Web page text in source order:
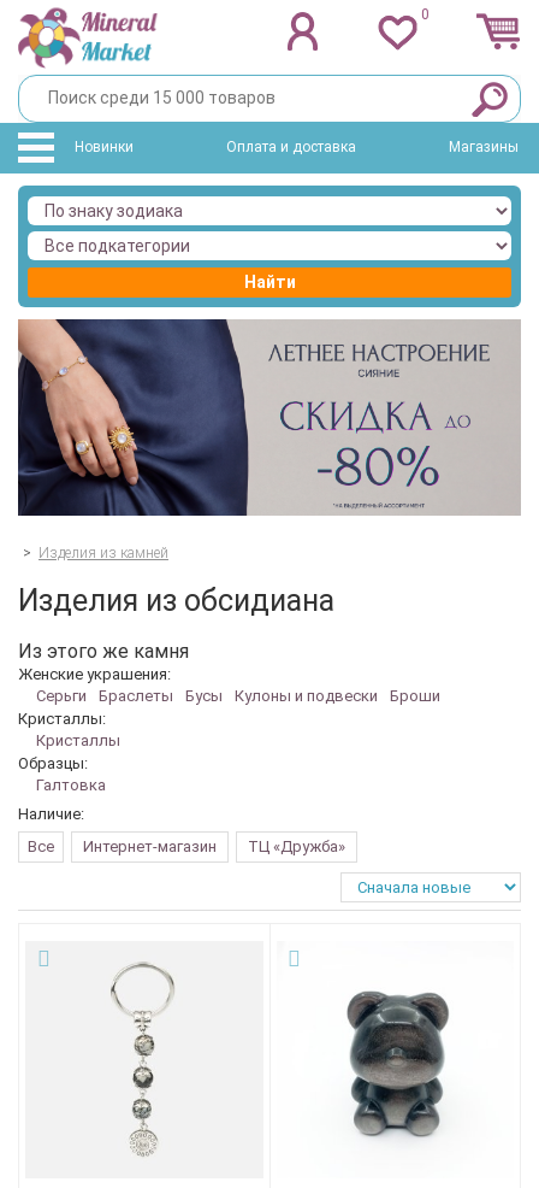
0
Новинки Оплата и доставка Магазины
Найти
> Изделия из камней
Изделия из обсидиана
Из этого же камня
Женские украшения:
Серьги
Браслеты Бусы Кулоны и подвески
Броши
Кристаллы:
Кристаллы
Образцы:
Галтовка
Наличие:
Все
Интернет-магазин ТЦ «Дружба»